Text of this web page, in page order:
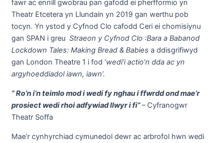
fawr ac ennill gwobrau pan gafodd ei pherfformio yn
Theatr Etcetera yn Llundain yn 2019 gan werthu pob
tocyn. Yn ystod y Cyfnod Clo cafodd Ceri ei chomisiynu
gan SPAN i greu Straeon y Cyfnod Clo :Bara a Babanod
Lockdown Tales: Making Bread & Babies a ddisgrifiwyd
gan London Theatre 1 i fod ‘wedi’i actio’n dda ac yn
argyhoeddiadol iawn, iawn’.
” Ro’n i’n teimlo mod i wedi fy nghau i ffwrdd ond mae’r
prosiect wedi rhoi adfywiad llwyr i fi”– Cyfranogwr
Theatr Soffa
Mae’r cynhyrchiad cymunedol dewr ac arbrofol hwn wedi